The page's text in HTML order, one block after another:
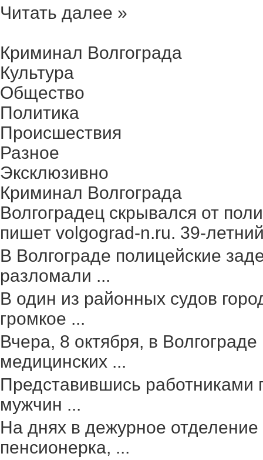
Читать далее »
Криминал Волгограда
Культура
Общество
Политика
Происшествия
Разное
Эксклюзивно
Криминал Волгограда
Волгоградец скрывался от
пишет volgograd-n.ru. 39-
В Волгограде полицейские
разломали ...
В один из районных судов
громкое ...
Вчера, 8 октября, в
медицинских ...
Представившись работниками
мужчин ...
На днях в дежурное
пенсионерка, ...